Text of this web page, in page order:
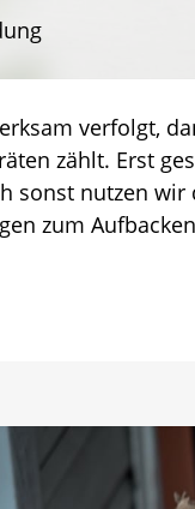
verfolgt,
zählt. Erst
sonst nutzen
zum